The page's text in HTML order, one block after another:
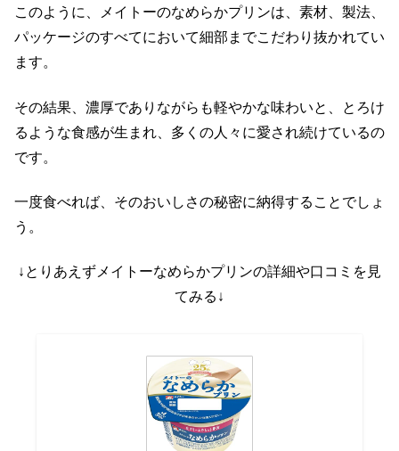
このように、メイトーのなめらかプリンは、素材、製法、
パッケージのすべてにおいて細部までこだわり抜かれてい
ます。
その結果、濃厚でありながらも軽やかな味わいと、とろけ
るような食感が生まれ、多くの人々に愛され続けているの
です。
一度食べれば、そのおいしさの秘密に納得することでしょ
う。
↓とりあえずメイトーなめらかプリンの詳細や口コミを見
てみる↓